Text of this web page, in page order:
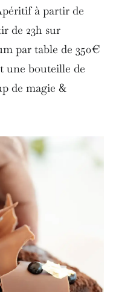
à partir de
de 23h sur
par table de 350€
une bouteille de
de magie &